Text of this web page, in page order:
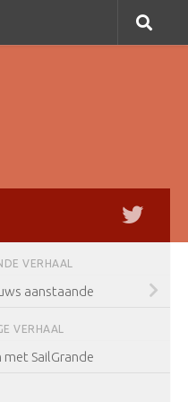
VERHAAL
aanstaande
VERHAAL
met SailGrande